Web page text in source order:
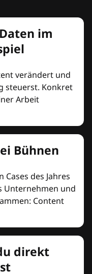
im
verändert und
steuerst. Konkret
Arbeit
Bühnen
des Jahres
Unternehmen und
Content
direkt